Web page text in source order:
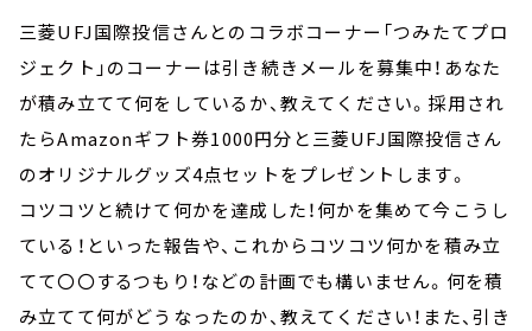
三菱UFJ国際投信さんとのコラボコーナー「つみたてプロ
ジェクト」のコーナーは引き続きメールを募集中！あなた
が積み立てて何をしているか、教えてください。採用され
たらAmazonギフト券1000円分と三菱UFJ国際投信さん
のオリジナルグッズ4点セットをプレゼントします。
コツコツと続けて何かを達成した！何かを集めて今こうし
ている！といった報告や、これからコツコツ何かを積み立
てて〇〇するつもり！などの計画でも構いません。何を積
み立てて何がどうなったのか、教えてください！また、引き